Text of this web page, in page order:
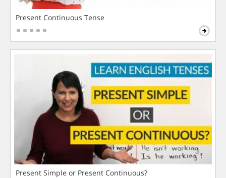
Present Continuous Tense
Present Simple or Present Continuous?